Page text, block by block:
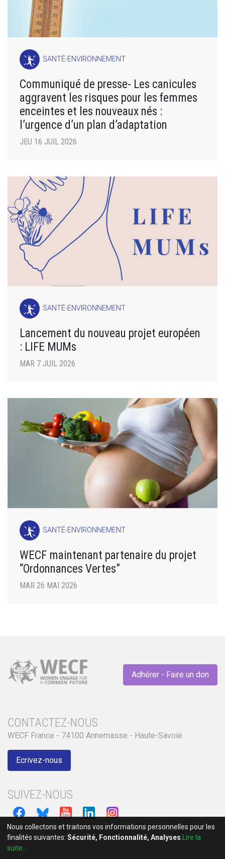
SANTÉ-ENVIRONNEMENT
Communiqué de presse- Les canicules
aggravent les risques pour les femmes
enceintes et les nouveaux nés :
l’urgence d’un plan d’adaptation
JEU 16 JUIL 2026
SANTÉ-ENVIRONNEMENT
Lancement du nouveau projet européen
: LIFE MUMs
MAR 7 JUIL 2026
SANTÉ-ENVIRONNEMENT
WECF maintenant partenaire du projet
“Ordonnances Vertes”
MAR 26 MAI 2026
Adhérer - Faire un don
CONTACTEZ-NOUS
WECF France - 74100 Annemasse - Haute-Savoie
Ecrivez-nous
SUIVEZ-NOUS
Nous collectons et traitons vos informations personnelles pour les
finalités suivantes: Sécurité, Fonctionnalité, Analyses
Lire la
suite...